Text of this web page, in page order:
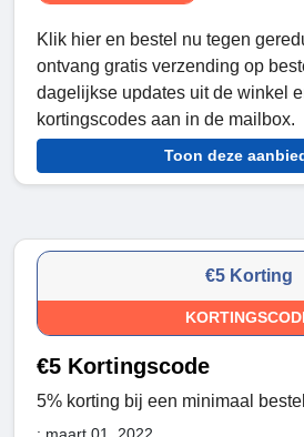
Klik hier en bestel nu tegen
ontvang gratis verzending op
dagelijkse updates uit de winkel
kortingscodes aan in de mailbox.
Toon deze
€5 Korting
€5 Kortingscode
5% korting bij een minimaal